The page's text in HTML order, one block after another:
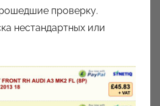
проверку.
нестандартных или